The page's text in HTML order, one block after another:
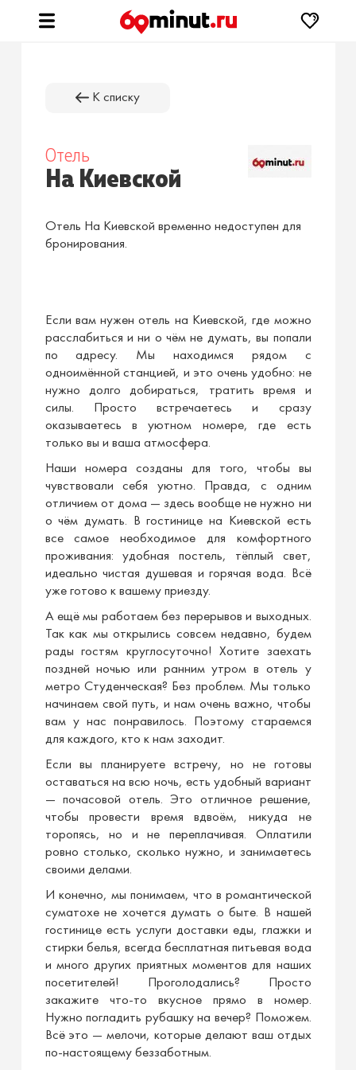
К списку
Отель
На Киевской
Отель На Киевской временно недоступен для
бронирования.
Если вам нужен отель на Киевской, где можно
расслабиться и ни о чём не думать, вы попали
по адресу. Мы находимся рядом с
одноимённой станцией, и это очень удобно: не
нужно долго добираться, тратить время и
силы. Просто встречаетесь и сразу
оказываетесь в уютном номере, где есть
только вы и ваша атмосфера.
Наши номера созданы для того, чтобы вы
чувствовали себя уютно. Правда, с одним
отличием от дома — здесь вообще не нужно ни
о чём думать. В гостинице на Киевской есть
все самое необходимое для комфортного
проживания: удобная постель, тёплый свет,
идеально чистая душевая и горячая вода. Всё
уже готово к вашему приезду.
А ещё мы работаем без перерывов и выходных.
Так как мы открылись совсем недавно, будем
рады гостям круглосуточно! Хотите заехать
поздней ночью или ранним утром в отель у
метро Студенческая? Без проблем. Мы только
начинаем свой путь, и нам очень важно, чтобы
вам у нас понравилось. Поэтому стараемся
для каждого, кто к нам заходит.
Если вы планируете встречу, но не готовы
оставаться на всю ночь, есть удобный вариант
— почасовой отель. Это отличное решение,
чтобы провести время вдвоём, никуда не
торопясь, но и не переплачивая. Оплатили
ровно столько, сколько нужно, и занимаетесь
своими делами.
И конечно, мы понимаем, что в романтической
суматохе не хочется думать о быте. В нашей
гостинице есть услуги доставки еды, глажки и
стирки белья, всегда бесплатная питьевая вода
и много других приятных моментов для наших
посетителей! Проголодались? Просто
закажите что-то вкусное прямо в номер.
Нужно погладить рубашку на вечер? Поможем.
Всё это — мелочи, которые делают ваш отдых
по-настоящему беззаботным.